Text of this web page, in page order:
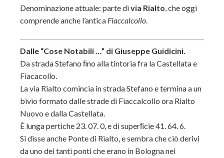
Denominazione attuale: parte divia Rialto, che oggi
comprende anche l’antica Fiaccalcollo.
Dalle “Cose Notabili …” di Giuseppe Guidicini.
Da strada Stefano ﬁno alla tintoria fra la Castellata e
Fiacacollo.
La via Rialto comincia in strada Stefano e termina a un
bivio formato dalle strade di Fiaccalcollo ora Rialto
Nuovo e dalla Castellata.
È lunga pertiche 23. 07. 0, e di superﬁcie 41. 64. 6.
Si disse anche Ponte di Rialto, e sembra che ciò derivi
da uno dei tanti ponti che erano in Bologna nei